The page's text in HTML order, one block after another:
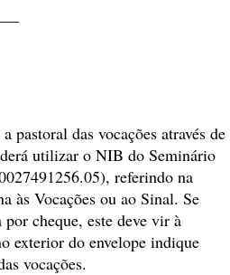
pastoral das vocações através de
utilizar o NIB do Seminário
referindo na
às Vocações ou ao Sinal. Se
cheque, este deve vir à
exterior do envelope indique
vocações.